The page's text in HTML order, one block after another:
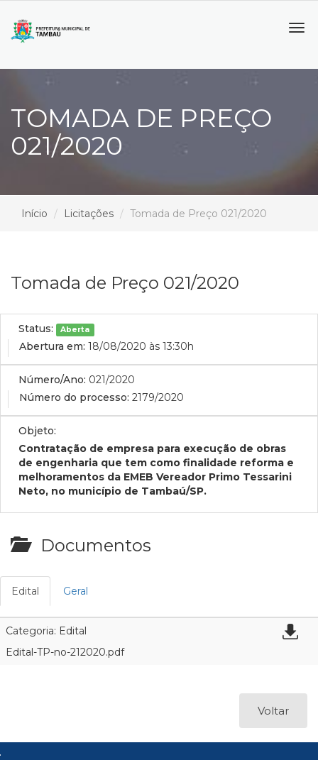
TOMADA DE PREÇO
021/2020
Início Licitações Tomada de Preço 021/2020
Tomada de Preço 021/2020
Status: Aberta
Abertura em: 18/08/2020 às 13:30h
Número/Ano: 021/2020
Número do processo: 2179/2020
Objeto:
Contratação de empresa para execução de obras
de engenharia que tem como finalidade reforma e
melhoramentos da EMEB Vereador Primo Tessarini
Neto, no município de Tambaú/SP.
Documentos
Edital Geral
Categoria: Edital
Edital-TP-no-212020.pdf
Voltar